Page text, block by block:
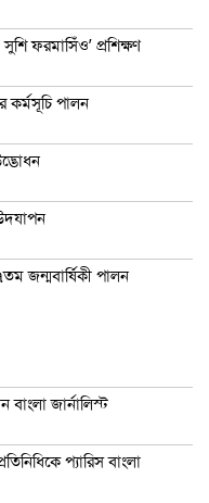
সুশি ফরমাসিঁও’ প্রশিক্ষণ
কর্মসূচি পালন
জন্মবার্ষিকী পালন
জার্নালিস্ট
প্যারিস বাংলা